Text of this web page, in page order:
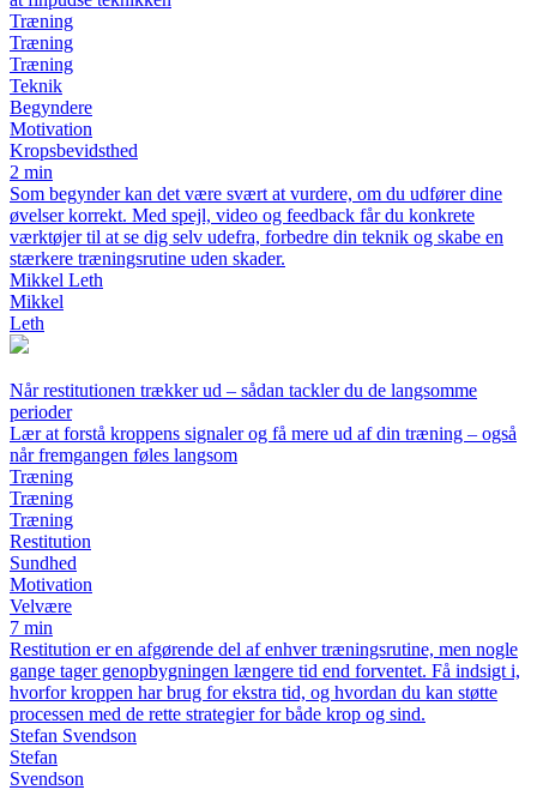
Træning
Træning
Træning
Teknik
Begyndere
Motivation
Kropsbevidsthed
2 min
Som begynder kan det være svært at vurdere, om du udfører dine
øvelser korrekt. Med spejl, video og feedback får du konkrete
værktøjer til at se dig selv udefra, forbedre din teknik og skabe en
stærkere træningsrutine uden skader.
Mikkel Leth
Mikkel
Leth
Når restitutionen trækker ud – sådan tackler du de langsomme
perioder
Lær at forstå kroppens signaler og få mere ud af din træning – også
når fremgangen føles langsom
Træning
Træning
Træning
Restitution
Sundhed
Motivation
Velvære
7 min
Restitution er en afgørende del af enhver træningsrutine, men nogle
gange tager genopbygningen længere tid end forventet. Få indsigt i,
hvorfor kroppen har brug for ekstra tid, og hvordan du kan støtte
processen med de rette strategier for både krop og sind.
Stefan Svendson
Stefan
Svendson